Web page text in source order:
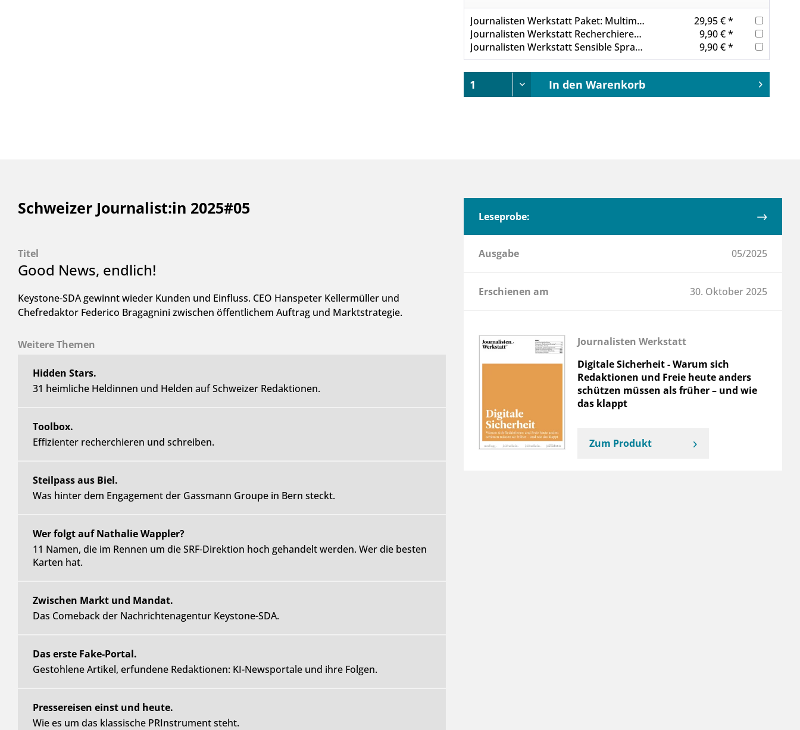
Journalisten Werkstatt Paket: Multimedia 2
29,95 € *
Journalisten Werkstatt Recherchieren mit KI
9,90 € *
Journalisten Werkstatt Sensible Sprache
9,90 € *
In den Warenkorb
Schweizer Journalist:in 2025#05
Titel
Good News, endlich!
Keystone-SDA gewinnt wieder Kunden und Einfluss. CEO Hanspeter Kellermüller und
Chefredaktor Federico Bragagnini zwischen öffentlichem Auftrag und Marktstrategie.
Weitere Themen
Hidden Stars.
31 heimliche Heldinnen und Helden auf Schweizer Redaktionen.
Toolbox.
Effizienter recherchieren und schreiben.
Steilpass aus Biel.
Was hinter dem Engagement der Gassmann Groupe in Bern steckt.
Wer folgt auf Nathalie Wappler?
11 Namen, die im Rennen um die SRF-Direktion hoch gehandelt werden. Wer die besten
Karten hat.
Zwischen Markt und Mandat.
Das Comeback der Nachrichtenagentur Keystone-SDA.
Das erste Fake-Portal.
Gestohlene Artikel, erfundene Redaktionen: KI-Newsportale und ihre Folgen.
Pressereisen einst und heute.
Wie es um das klassische PRInstrument steht.
Leseprobe:
Ausgabe 05/2025
Erschienen am 30. Oktober 2025
Journalisten Werkstatt
Digitale Sicherheit - Warum sich
Redaktionen und Freie heute anders
schützen müssen als früher – und wie
das klappt
Zum Produkt